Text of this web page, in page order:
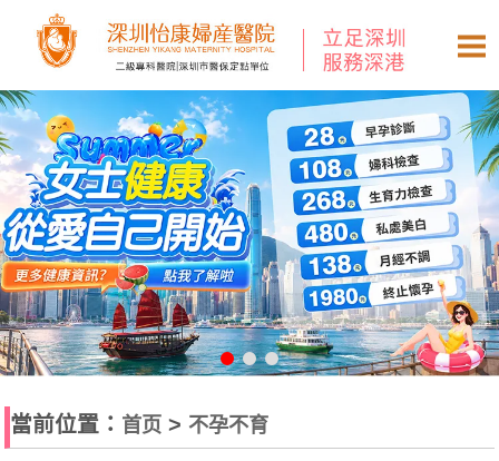
當前位置： 首页 > 不孕不育